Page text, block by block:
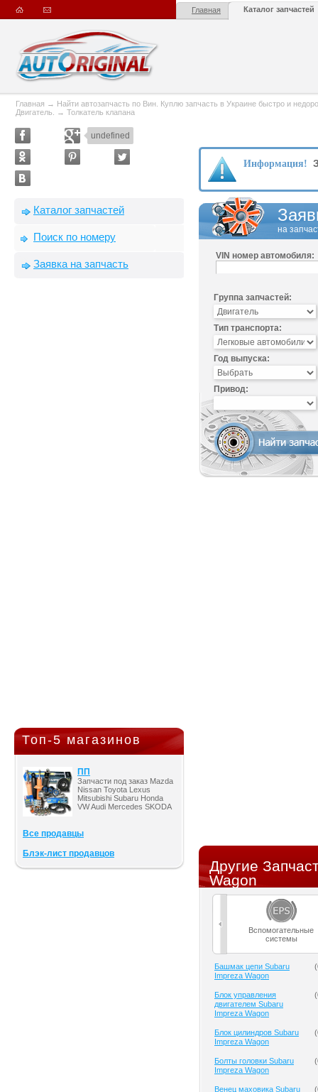
Главная Каталог запчастей
Главная → Найти автозапчасть по Вин. Куплю запчасть в Украине быстро и
Двигатель.
→ Толкатель клапана
undefined
Каталог запчастей
Поиск по номеру
Заявка на запчасть
Топ-5 магазинов
ПП
Запчасти под заказ Mazda
Nissan Toyota Lexus
Mitsubishi Subaru Honda
VW Audi Mercedes SKODA
Все продавцы
Блэк-лист продавцов
Информация!
на
VIN номер автомобиля:
Группа запчастей:
Тип транспорта:
Год выпуска:
Привод:
Другие
Wagon
Вспомогательные
системы
Башмак цепи Subaru
Impreza Wagon
(
Блок управления
двигателем Subaru
Impreza Wagon
(
Блок цилиндров Subaru
Impreza Wagon
(
Болты головки Subaru
Impreza Wagon
(
Венец маховика Subaru
(